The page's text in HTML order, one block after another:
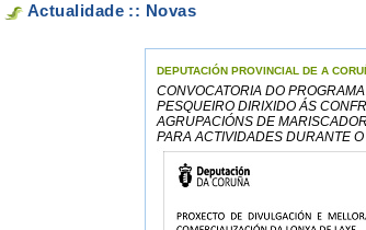
Actualidade :: Novas
DEPUTACIÓN PROVINCIAL DE A
CONVOCATORIA DO
PESQUEIRO DIRIXIDO ÁS
AGRUPACIÓNS DE
PARA ACTIVIDADES DURANTE